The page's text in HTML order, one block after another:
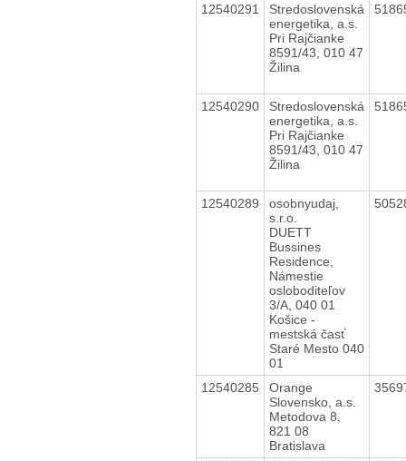
12540291
Stredoslovenská
energetika, a.s.
Pri Rajčianke
8591/43, 010 47
Žilina
12540290
Stredoslovenská
energetika, a.s.
Pri Rajčianke
8591/43, 010 47
Žilina
12540289
osobnyudaj,
s.r.o.
DUETT
Bussines
Residence,
Námestie
osloboditeľov
3/A, 040 01
Košice -
mestská časť
Staré Mesto 040
01
12540285
Orange
Slovensko, a.s.
Metodova 8,
821 08
Bratislava